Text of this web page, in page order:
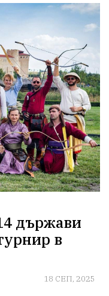
държави
в
18 СЕП, 2025